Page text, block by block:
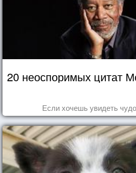
20 неоспоримых цитат
Если хочешь увидеть